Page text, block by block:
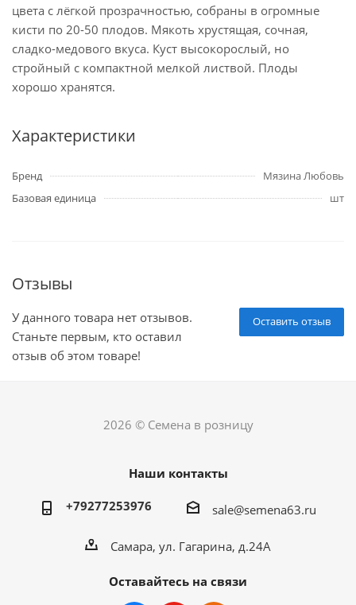
цвета с лёгкой прозрачностью, собраны в огромные
кисти по 20-50 плодов. Мякоть хрустящая, сочная,
сладко-медового вкуса. Куст высокорослый, но
стройный с компактной мелкой листвой. Плоды
хорошо хранятся.
Характеристики
Бренд
Мязина Любовь
Базовая единица
шт
Отзывы
Оставить отзыв
У данного товара нет отзывов.
Станьте первым, кто оставил
отзыв об этом товаре!
2026 © Семена в розницу
Наши контакты
+79277253976 sale@semena63.ru
Самара, ул. Гагарина, д.24А
Оставайтесь на связи